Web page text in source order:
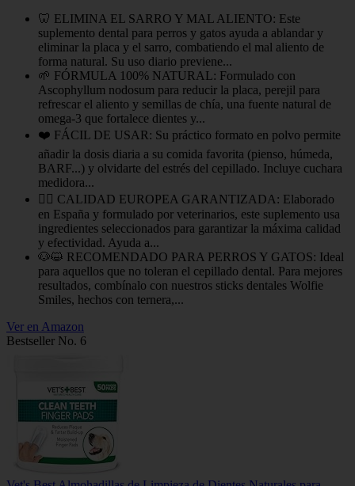
🦷 ELIMINA EL SARRO Y MAL ALIENTO: Este
suplemento dental para perros y gatos ayuda a ablandar y
eliminar la placa y el sarro, combatiendo el mal aliento de
forma natural. Su uso diario previene...
🌱 FÓRMULA 100% NATURAL: Formulado con
Ascophyllum nodosum para reducir la placa, perejil para
refrescar el aliento y semillas de chía, una fuente natural de
omega-3 que fortalece dientes y...
❤️ FÁCIL DE USAR: Su práctico formato en polvo permite
añadir la dosis diaria a su comida favorita (pienso, húmeda,
BARF...) y olvidarte del estrés del cepillado. Incluye cuchara
medidora...
👩‍⚕️ CALIDAD EUROPEA GARANTIZADA: Elaborado
en España y formulado por veterinarios, este suplemento usa
ingredientes seleccionados para garantizar la máxima calidad
y efectividad. Ayuda a...
🐶😺 RECOMENDADO PARA PERROS Y GATOS: Ideal
para aquellos que no toleran el cepillado dental. Para mejores
resultados, combínalo con nuestros sticks dentales Wolfie
Smiles, hechos con ternera,...
Ver en Amazon
Bestseller No. 6